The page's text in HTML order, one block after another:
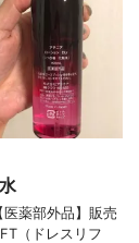
薬部外品】販売
（ドレスリフ